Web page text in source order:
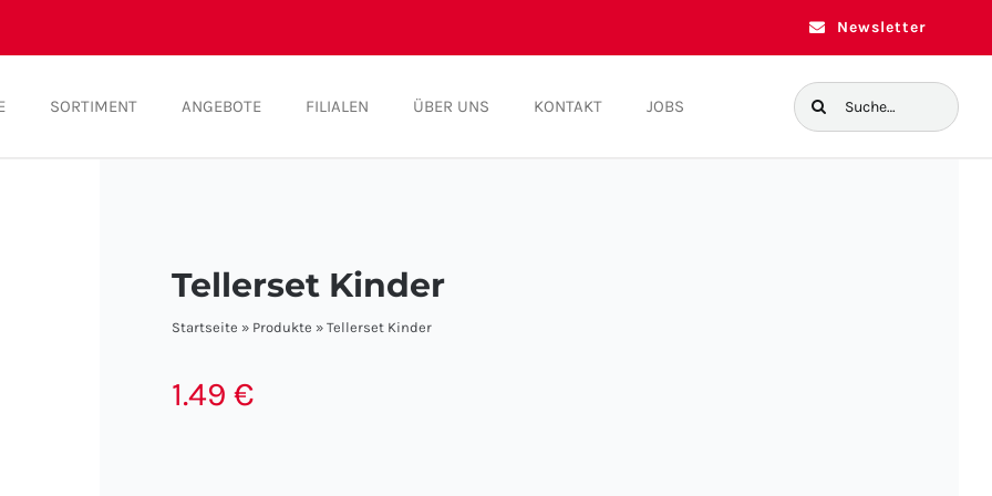
Newsletter
SORTIMENT ANGEBOTE FILIALEN ÜBER UNS KONTAKT JOBS
Suche
nach:
Tellerset Kinder
Startseite » Produkte » Tellerset Kinder
1.49 €